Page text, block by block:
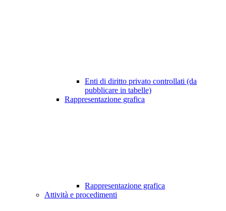
Enti di diritto privato controllati (da
pubblicare in tabelle)
Rappresentazione grafica
Rappresentazione grafica
Attività e procedimenti